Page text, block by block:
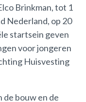
Brinkman, tot 1
Nederland, op 20
startsein geven
voor jongeren
Huisvesting
de bouw en de